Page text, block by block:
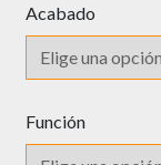
Acabado
Función